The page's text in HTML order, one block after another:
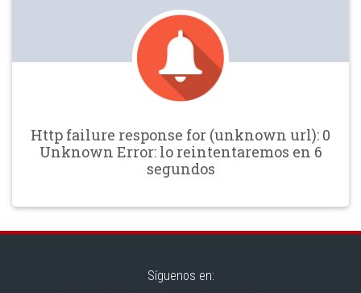
Http failure response for (unknown url): 0
Unknown Error: lo reintentaremos en 6
segundos
Síguenos en: